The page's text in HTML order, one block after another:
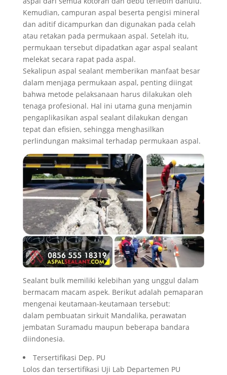
Kemudian, campuran aspal beserta pengisi mineral
dan aditif dicampurkan dan digunakan pada celah
atau retakan pada permukaan aspal. Setelah itu,
permukaan tersebut dipadatkan agar aspal sealant
melekat secara rapat pada aspal.
Sekalipun aspal sealant memberikan manfaat besar
dalam menjaga permukaan aspal, penting diingat
bahwa metode pelaksanaan harus dilakukan oleh
tenaga profesional. Hal ini utama guna menjamin
pengaplikasikan aspal sealant dilakukan dengan
tepat dan efisien, sehingga menghasilkan
perlindungan maksimal terhadap permukaan aspal.
Sealant bulk memiliki kelebihan yang unggul dalam
bermacam macam aspek. Berikut adalah pemaparan
mengenai keutamaan-keutamaan tersebut:
dalam pembuatan sirkuit Mandalika, perawatan
jembatan Suramadu maupun beberapa bandara
diindonesia.
Tersertifikasi Dep. PU
Lolos dan tersertifikasi Uji Lab Departemen PU